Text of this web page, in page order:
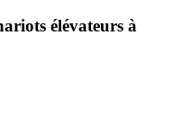
élévateurs à